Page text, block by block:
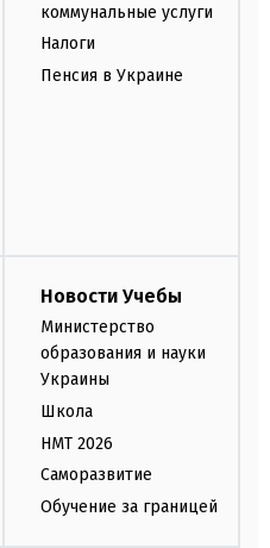
коммунальные услуги
Налоги
Пенсия в Украине
Новости Учебы
Министерство
образования и науки
Украины
Школа
НМТ 2026
Саморазвитие
Обучение за границей